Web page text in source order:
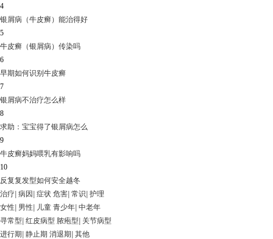
4
银屑病（牛皮癣）能治得好
5
牛皮癣（银屑病）传染吗
6
早期如何识别牛皮癣
7
银屑病不治疗怎么样
8
求助：宝宝得了银屑病怎么
9
牛皮癣妈妈喂乳有影响吗
10
反复复发型如何安全越冬
治疗 病因 症状 危害 常识 护理
女性 男性 儿童 青少年 中老年
寻常型 红皮病型 脓疱型 关节病型
进行期 静止期 消退期 其他